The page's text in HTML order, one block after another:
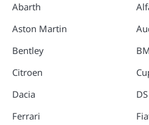
Abarth
Aston Martin
Bentley
Citroen
Dacia
Ferrari
DS